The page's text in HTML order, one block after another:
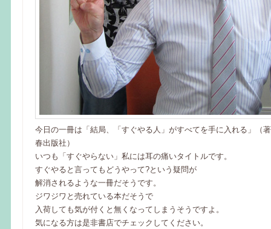
今日の一冊は「結局、「すぐやる人」がすべてを手に入れる」（
春出版社）
いつも「すぐやらない」私には耳の痛いタイトルです。
すぐやると言ってもどうやって?という疑問が
解消されるような一冊だそうです。
ジワジワと売れている本だそうで
入荷しても気が付くと無くなってしまうそうですよ。
気になる方は是非書店でチェックしてください。